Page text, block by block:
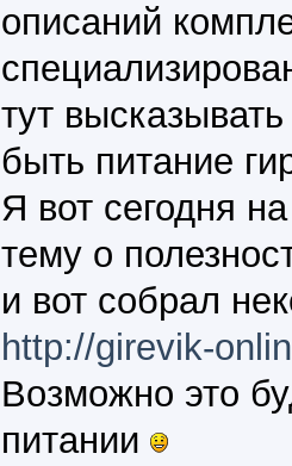
описаний
тут
быть питание
Я вот сегодня
тему о
и вот собрал
http://girevik-
Возможно это
питании